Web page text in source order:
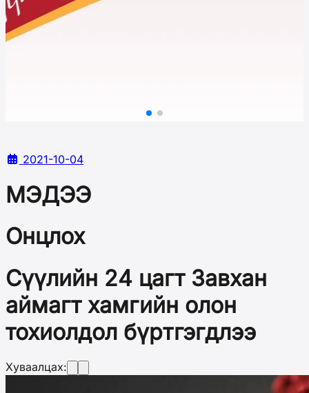
2021-10-04
МЭДЭЭ
Онцлох
Сүүлийн 24 цагт Завхан
аймагт хамгийн олон
тохиолдол бүртгэгдлээ
Хуваалцах: